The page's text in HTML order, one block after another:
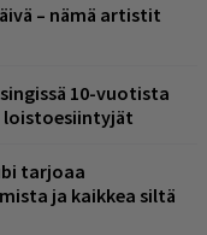
– nämä artistit
10-vuotista
loistoesiintyjät
tarjoaa
ja kaikkea siltä